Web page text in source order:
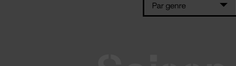
Par genre